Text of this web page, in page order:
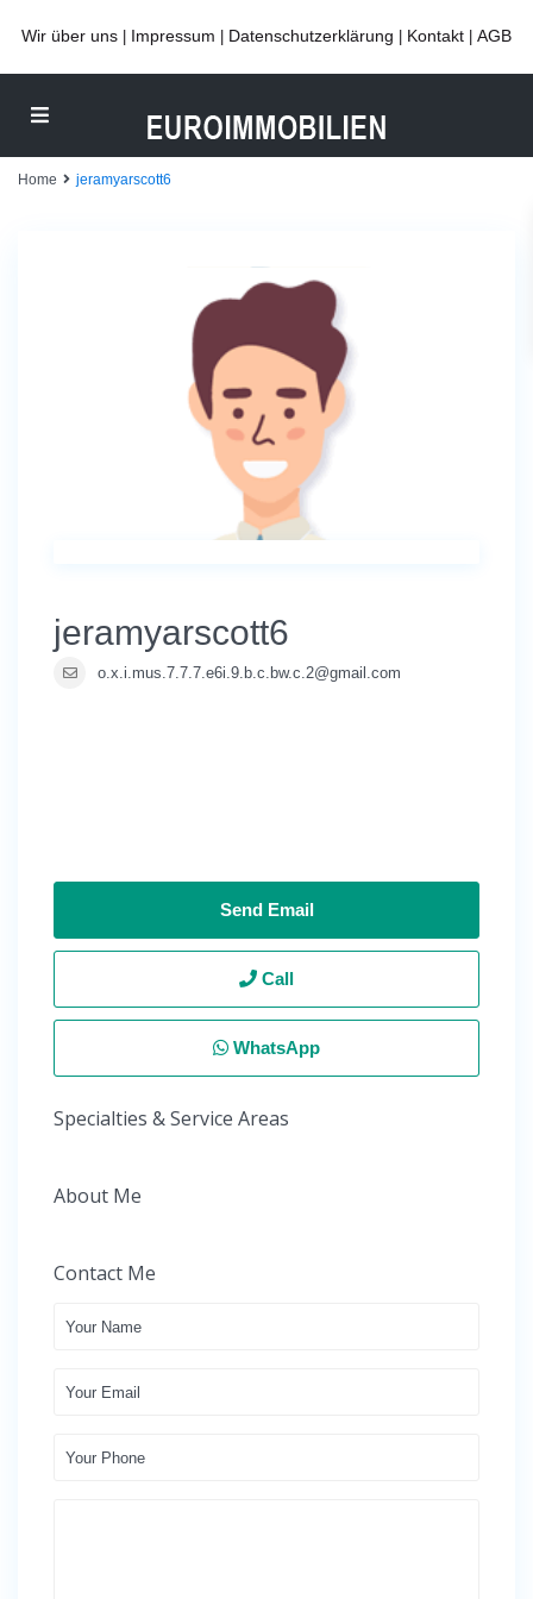
Wir über uns Impressum Datenschutzerklärung Kontakt AGB
Home jeramyarscott6
jeramyarscott6
o.x.i.mus.7.7.7.e6i.9.b.c.bw.c.2@gmail.com
Send Email
Call
WhatsApp
Specialties & Service Areas
About Me
Contact Me